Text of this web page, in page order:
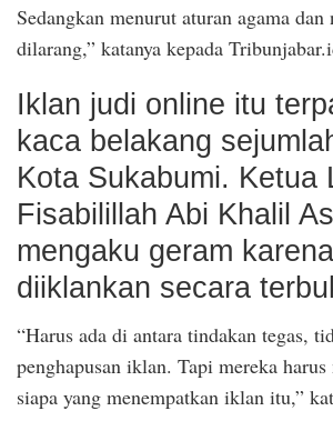
Sedangkan menurut aturan agama
dilarang,” katanya kepada
Iklan judi online itu
kaca belakang
Kota Sukabumi. Ketua
Fisabilillah Abi Khalil
mengaku geram
diiklankan secara
“Harus ada di antara tindakan tegas,
penghapusan iklan. Tapi mereka
siapa yang menempatkan iklan itu,”